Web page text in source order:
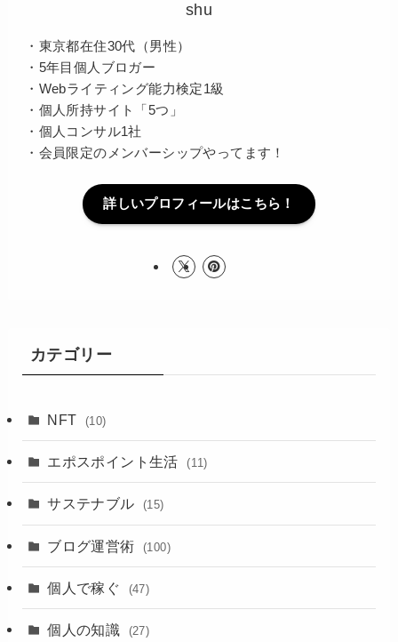
shu
・東京都在住30代（男性）
・5年目個人ブロガー
・Webライティング能力検定1級
・個人所持サイト「5つ」
・個人コンサル1社
・会員限定のメンバーシップやってます！
詳しいプロフィールはこちら！
カテゴリー
NFT (10)
エポスポイント生活 (11)
サステナブル (15)
ブログ運営術 (100)
個人で稼ぐ (47)
個人の知識 (27)